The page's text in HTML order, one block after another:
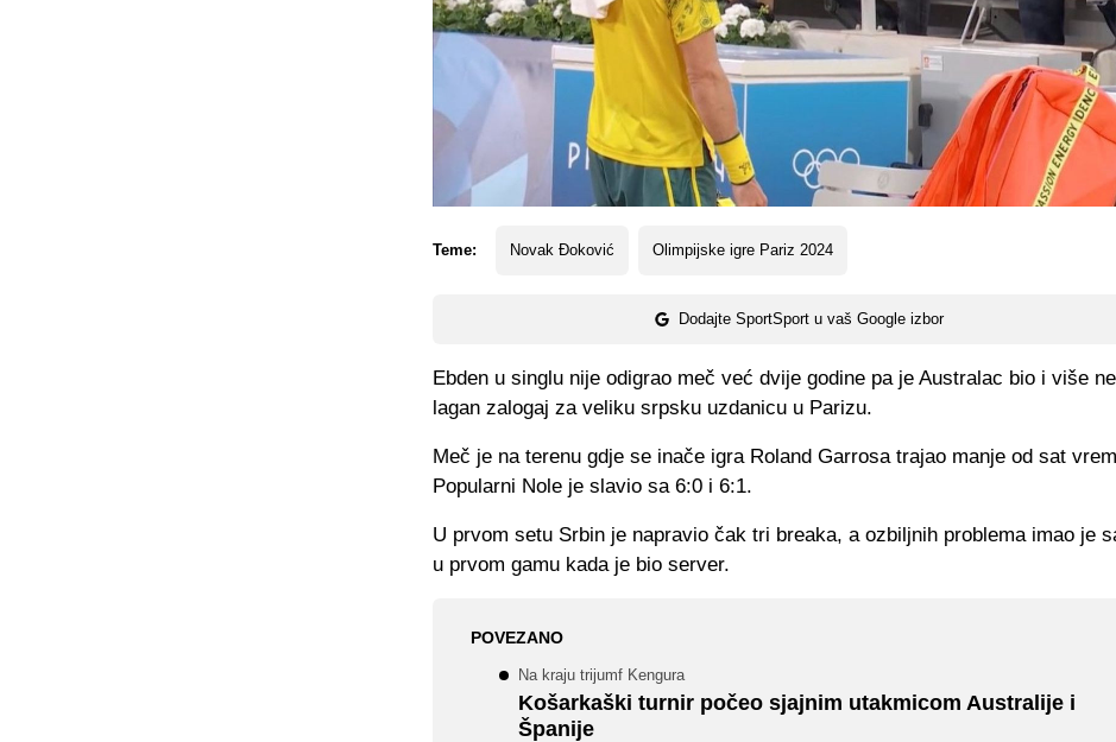
Teme: Novak Đoković Olimpijske igre Pariz 2024
Dodajte SportSport u vaš Google izbor
Ebden u singlu nije odigrao meč već dvije godine pa je Australac bio i više
lagan zalogaj za veliku srpsku uzdanicu u Parizu.
Meč je na terenu gdje se inače igra Roland Garrosa trajao manje od sat
Popularni Nole je slavio sa 6:0 i 6:1.
U prvom setu Srbin je napravio čak tri breaka, a ozbiljnih problema imao je
u prvom gamu kada je bio server.
POVEZANO
Na kraju trijumf Kengura
Košarkaški turnir počeo sjajnim utakmicom Australije i
Španije